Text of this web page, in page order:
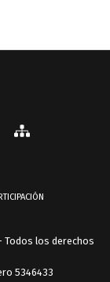
Todos los derechos
5346433